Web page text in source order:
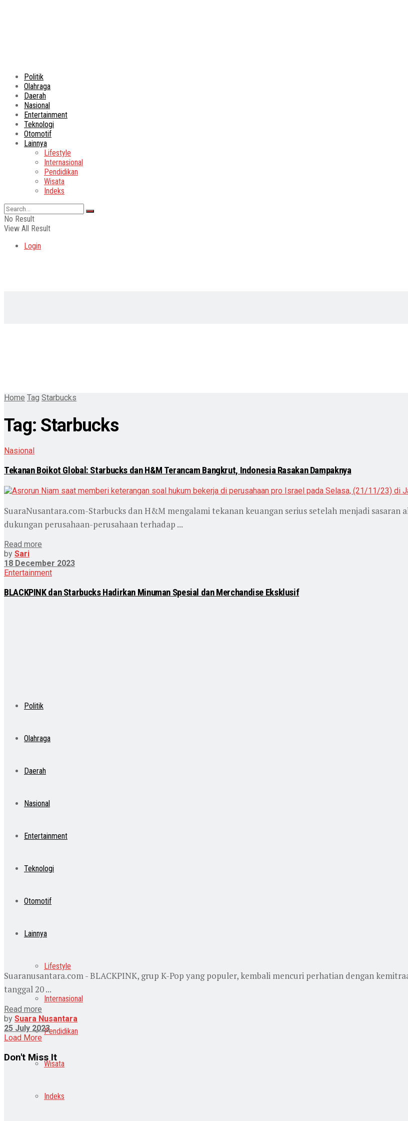
Politik
Olahraga
Daerah
Nasional
Entertainment
Teknologi
Otomotif
Lainnya
Lifestyle
Internasional
Pendidikan
Wisata
Indeks
No Result
View All Result
Login
Politik
Olahraga
Daerah
Nasional
Entertainment
Teknologi
Otomotif
Lainnya
Lifestyle
Internasional
Pendidikan
Wisata
Indeks
Home Tag Starbucks
Tag: Starbucks
Nasional
Tekanan Boikot Global: Starbucks dan H&M Terancam Bangkrut, Indonesia Rasakan Dampaknya
SuaraNusantara.com-Starbucks dan H&M mengalami tekanan keuangan serius setelah menjadi sasaran
dukungan perusahaan-perusahaan terhadap ...
Read more
by Sari
18 December 2023
Entertainment
BLACKPINK dan Starbucks Hadirkan Minuman Spesial dan Merchandise Eksklusif
Suaranusantara.com - BLACKPINK, grup K-Pop yang populer, kembali mencuri perhatian dengan
tanggal 20 ...
Read more
by Suara Nusantara
25 July 2023
Load More
Don't Miss It